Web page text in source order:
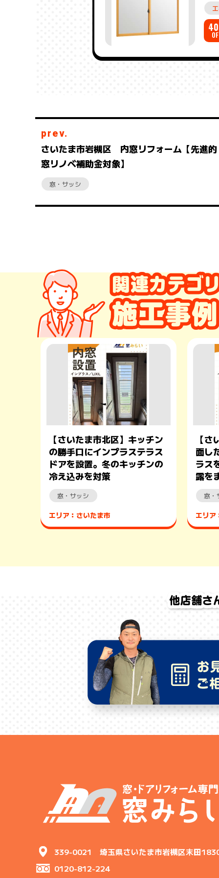
40
prev.
さいたま市岩槻区 内窓リフォーム【先進的
窓リノベ補助金対象】
窓・サッシ
【さいたま市北区】キッチン
の勝手口にインプラステラス
ドアを設置。冬のキッチンの
冷え込みを対策
窓・サッシ
エリア：さいたま市
【
面し
ラス
露を
窓・
エリア
339-0021 埼玉県さいたま市岩槻区末田
0120-812-224